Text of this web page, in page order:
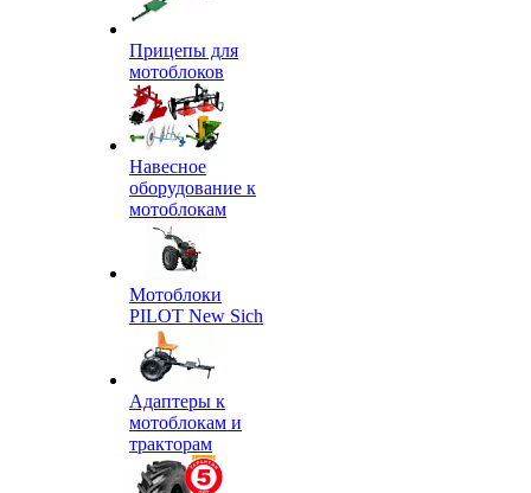
Прицепы для
мотоблоков
Навесное
оборудование к
мотоблокам
Мотоблоки
PILOT New Sich
Адаптеры к
мотоблокам и
тракторам